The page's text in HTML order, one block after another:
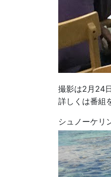
撮影は2月24
詳しくは番組
シュノーケリ